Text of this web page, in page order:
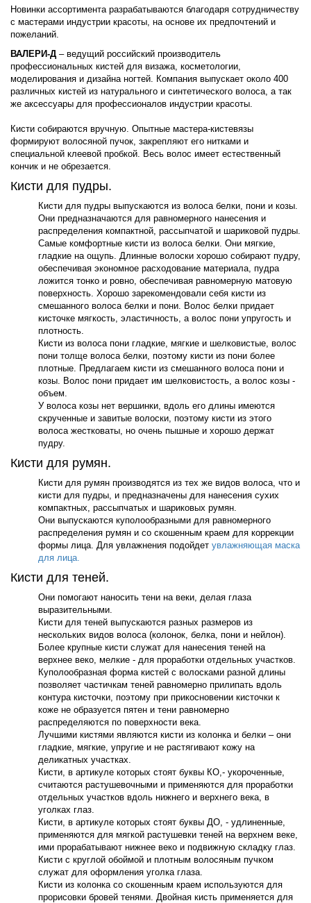
Новинки ассортимента разрабатываются благодаря сотрудничеству
с мастерами индустрии красоты, на основе их предпочтений и
пожеланий.
ВАЛЕРИ-Д – ведущий российский производитель
профессиональных кистей для визажа, косметологии,
моделирования и дизайна ногтей. Компания выпускает около 400
различных кистей из натурального и синтетического волоса, а так
же аксессуары для профессионалов индустрии красоты.
Кисти собираются вручную. Опытные мастера-кистевязы
формируют волосяной пучок, закрепляют его нитками и
специальной клеевой пробкой. Весь волос имеет естественный
кончик и не обрезается.
Кисти для пудры.
Кисти для пудры выпускаются из волоса белки, пони и козы.
Они предназначаются для равномерного нанесения и
распределения компактной, рассыпчатой и шариковой пудры.
Самые комфортные кисти из волоса белки. Они мягкие,
гладкие на ощупь. Длинные волоски хорошо собирают пудру,
обеспечивая экономное расходование материала, пудра
ложится тонко и ровно, обеспечивая равномерную матовую
поверхность. Хорошо зарекомендовали себя кисти из
смешанного волоса белки и пони. Волос белки придает
кисточке мягкость, эластичность, а волос пони упругость и
плотность.
Кисти из волоса пони гладкие, мягкие и шелковистые, волос
пони толще волоса белки, поэтому кисти из пони более
плотные. Предлагаем кисти из смешанного волоса пони и
козы. Волос пони придает им шелковистость, а волос козы -
объем.
У волоса козы нет вершинки, вдоль его длины имеются
скрученные и завитые волоски, поэтому кисти из этого
волоса жестковаты, но очень пышные и хорошо держат
пудру.
Кисти для румян.
Кисти для румян производятся из тех же видов волоса, что и
кисти для пудры, и предназначены для нанесения сухих
компактных, рассыпчатых и шариковых румян.
Они выпускаются куполообразными для равномерного
распределения румян и со скошенным краем для коррекции
формы лица. Для увлажнения подойдет увлажняющая маска
для лица.
Кисти для теней.
Они помогают наносить тени на веки, делая глаза
выразительными.
Кисти для теней выпускаются разных размеров из
нескольких видов волоса (колонок, белка, пони и нейлон).
Более крупные кисти служат для нанесения теней на
верхнее веко, мелкие - для проработки отдельных участков.
Куполообразная форма кистей с волосками разной длины
позволяет частичкам теней равномерно прилипать вдоль
контура кисточки, поэтому при прикосновении кисточки к
коже не образуется пятен и тени равномерно
распределяются по поверхности века.
Лучшими кистями являются кисти из колонка и белки – они
гладкие, мягкие, упругие и не растягивают кожу на
деликатных участках.
Кисти, в артикуле которых стоят буквы КО,- укороченные,
считаются растушевочными и применяются для проработки
отдельных участков вдоль нижнего и верхнего века, в
уголках глаз.
Кисти, в артикуле которых стоят буквы ДО, - удлиненные,
применяются для мягкой растушевки теней на верхнем веке,
ими прорабатывают нижнее веко и подвижную складку глаз.
Кисти с круглой обоймой и плотным волосяным пучком
служат для оформления уголка глаза.
Кисти из колонка со скошенным краем используются для
прорисовки бровей тенями. Двойная кисть применяется для